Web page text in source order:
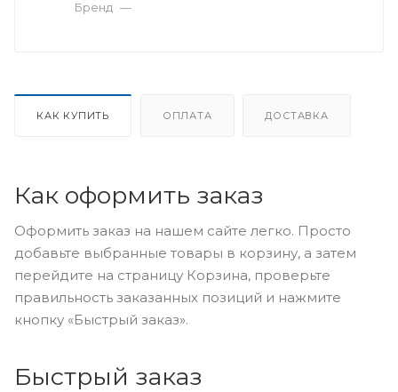
Бренд —
КАК КУПИТЬ ОПЛАТА ДОСТАВКА
Как оформить заказ
Оформить заказ на нашем сайте легко. Просто
добавьте выбранные товары в корзину, а затем
перейдите на страницу Корзина, проверьте
правильность заказанных позиций и нажмите
кнопку «Быстрый заказ».
Быстрый заказ